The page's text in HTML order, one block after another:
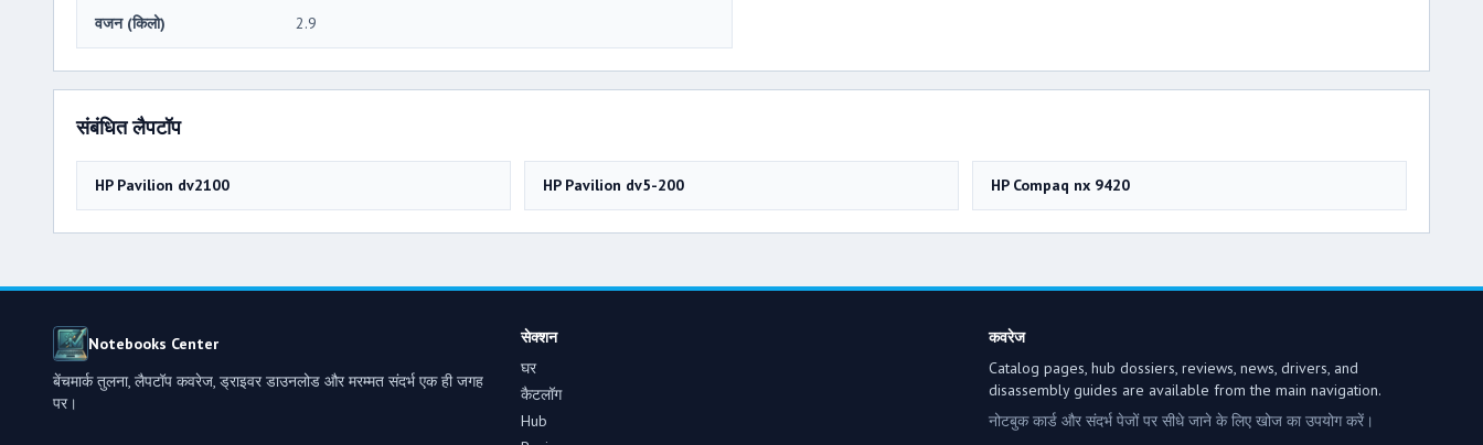
वजन (किलो) 2.9
संबंधित लैपटॉप
HP Pavilion dv2100 HP Pavilion dv5-200 HP Compaq nx 9420
Notebooks Center
बेंचमार्क तुलना, लैपटॉप कवरेज, ड्राइवर डाउनलोड और मरम्मत संदर्भ एक ही जगह
पर।
सेक्शन
घर
कैटलॉग
Hub
कवरेज
Catalog pages, hub dossiers, reviews, news, drivers, and
disassembly guides are available from the main navigation.
नोटबुक कार्ड और संदर्भ पेजों पर सीधे जाने के लिए खोज का उपयोग करें।